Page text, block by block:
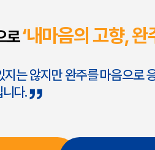
로‘내마음의 고향, 완
지는 않지만 완주를 마음으로
다.